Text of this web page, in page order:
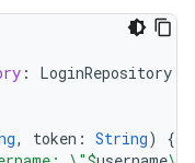
:
LoginRepository
, token : String)
{